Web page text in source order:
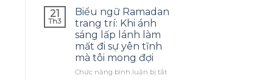
trường
bọt
chiếc
băng
chắc
21
Th3
Biểu ngữ Ramadan
trang trí: Khi ánh
sáng lấp lánh làm
mất đi sự yên tĩnh
mà tôi mong đợi
Chức năng bình luận bị tắtở